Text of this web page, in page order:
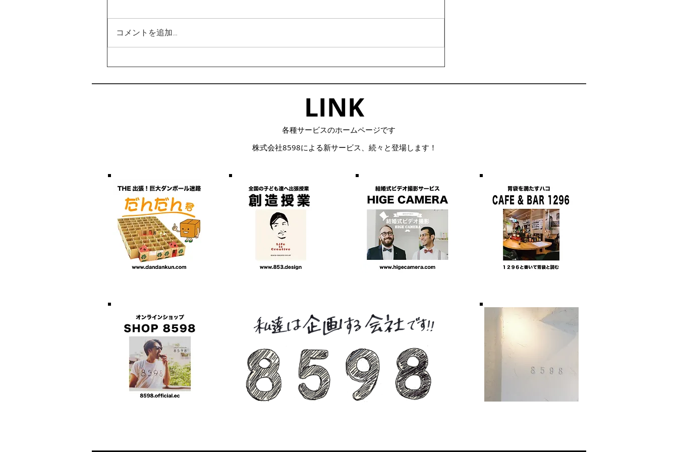
コメントを追加…
LINK​
​各種サービスのホームページです
株式会社8598による​新サービス、続々と登場します！